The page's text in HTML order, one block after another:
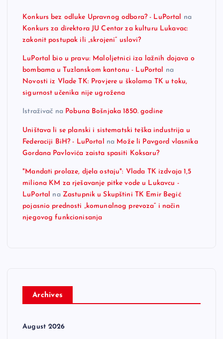
Konkurs bez odluke Upravnog odbora? - LuPortal na
Konkurs za direktora JU Centar za kulturu Lukavac:
zakonit postupak ili „skrojeni“ uslovi?
LuPortal bio u pravu: Maloljetnici iza lažnih dojava o
bombama u Tuzlanskom kantonu - LuPortal na
Novosti iz Vlade TK: Provjere u školama TK u toku,
sigurnost učenika nije ugrožena
Istraživač na Pobuna Bošnjaka 1850. godine
Uništava li se planski i sistematski teška industrija u
Federaciji BiH? - LuPortal
na Može li Pavgord vlasnika
Gordana Pavlovića zaista spasiti Koksaru?
"Mandati prolaze, djela ostaju": Vlada TK izdvaja 1,5
miliona KM za rješavanje pitke vode u Lukavcu -
LuPortal na Zastupnik u Skupštini TK Emir Begić
pojasnio prednosti „komunalnog prevoza“ i način
njegovog funkcionisanja
Archives
August 2026